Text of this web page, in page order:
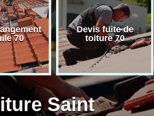
70
Devis fuite de
toiture 70
Saint